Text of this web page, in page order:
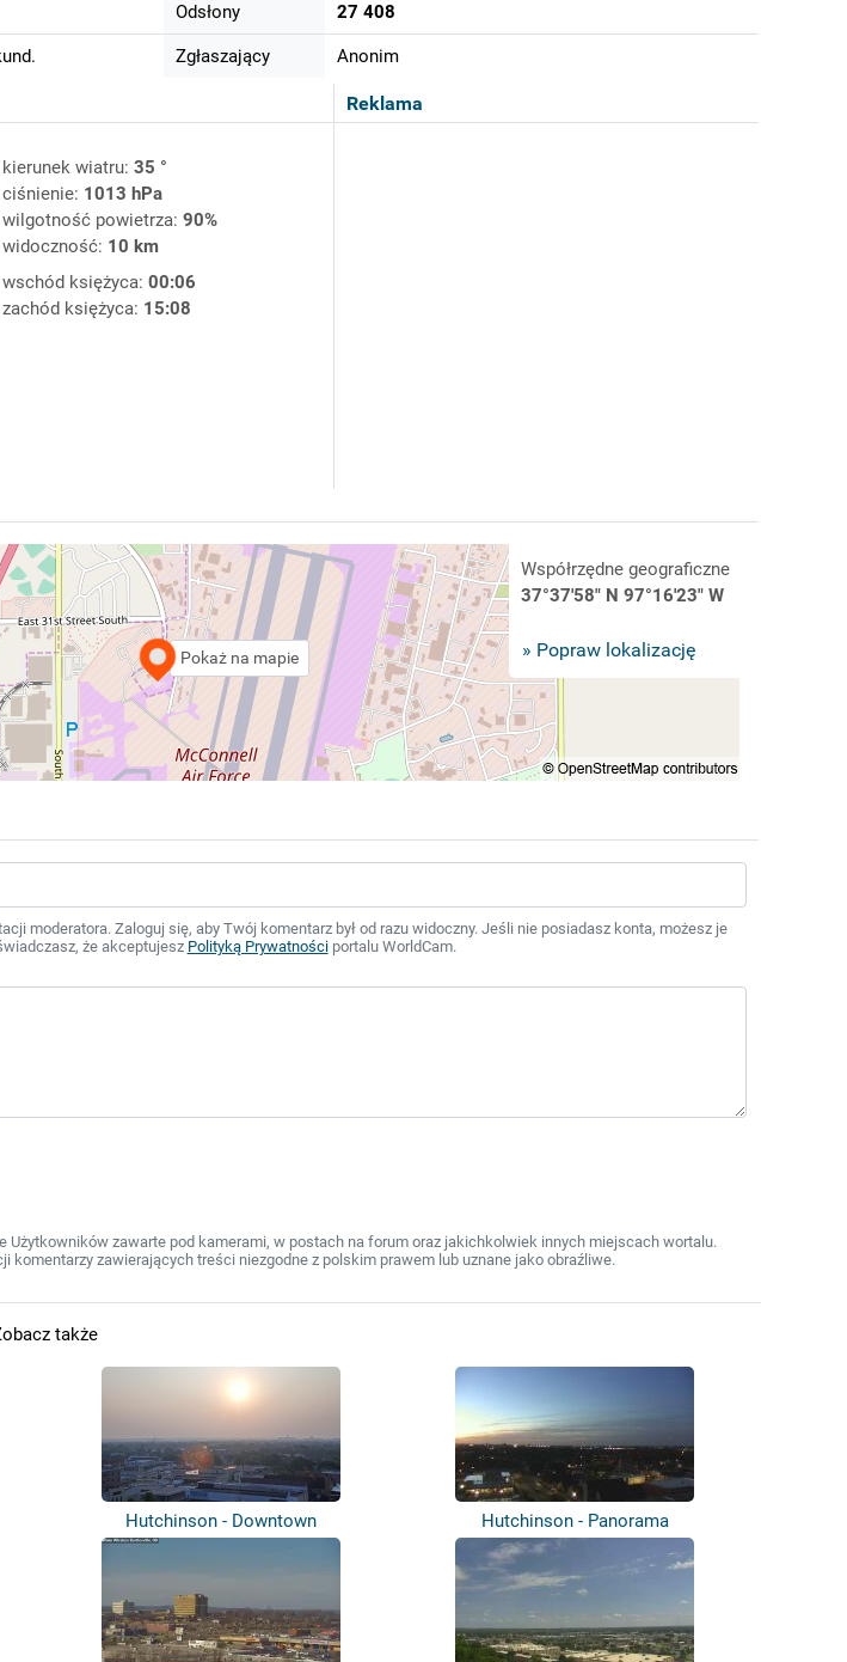
Odsłony 27 408
Zgłaszający Anonim
Reklama
kierunek wiatru: 35 °
ciśnienie: 1013 hPa
wilgotność powietrza: 90%
widoczność: 10 km
wschód księżyca: 00:06
zachód księżyca: 15:08
Pokaż na mapie
Współrzędne geograficzne
37°37'58" N 97°16'23" W
» Popraw lokalizację
moderatora. Zaloguj się, aby Twój komentarz był od razu widoczny. Jeśli nie posiadasz konta, możesz je
że akceptujesz Polityką Prywatnościportalu WorldCam.
Użytkowników zawarte pod kamerami, w postach na forum oraz jakichkolwiek innych miejscach wortalu.
zawierających treści niezgodne z polskim prawem lub uznane jako obraźliwe.
także
Hutchinson - Downtown Hutchinson - Panorama